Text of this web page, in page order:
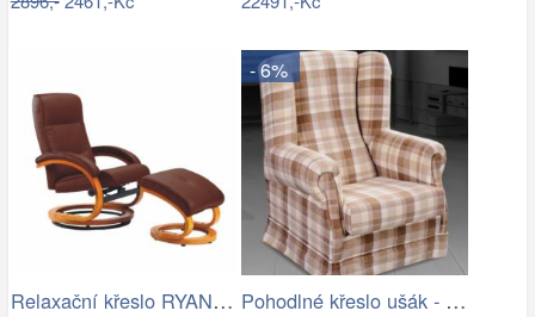
Relaxační křeslo RYAN Tempo Kondela
- 6%
Pohodlné křeslo ušák - ME